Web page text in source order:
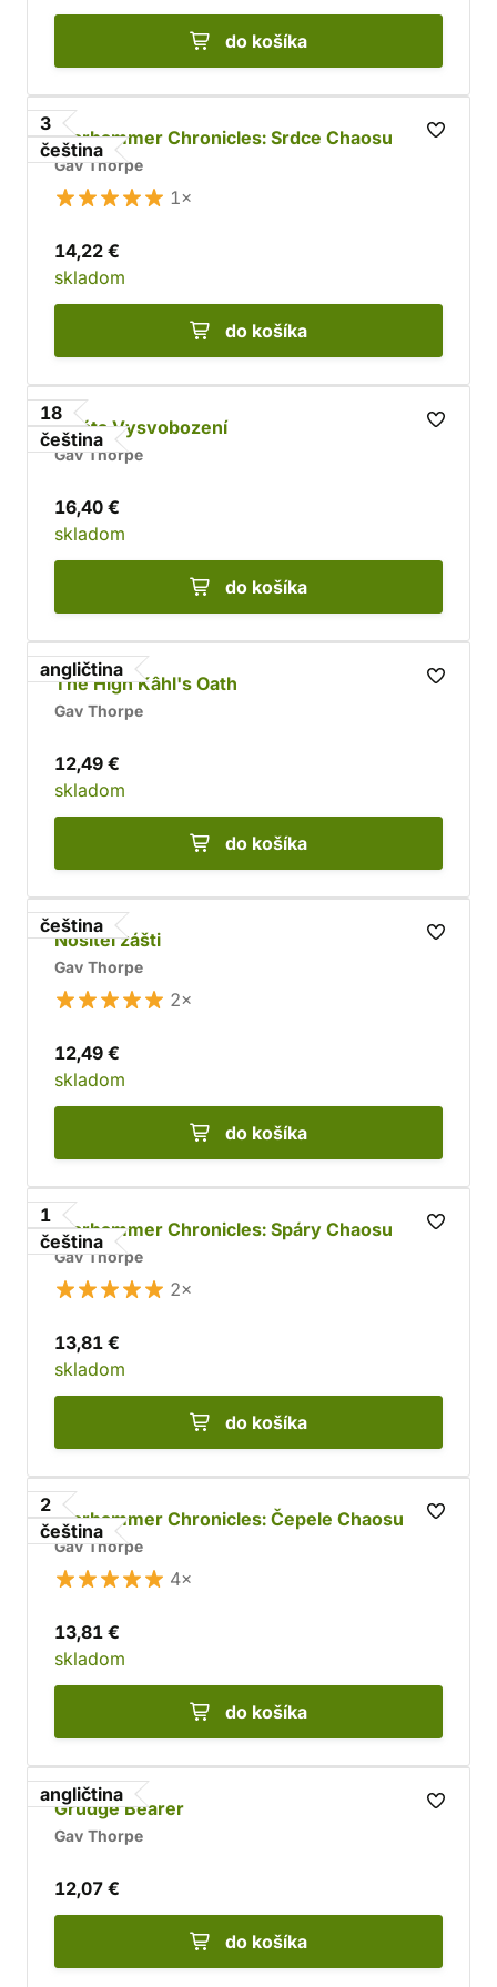
do košíka
3
čeština
Warhammer Chronicles: Srdce Chaosu
Gav Thorpe
1×
14,22 €
skladom
do košíka
18
čeština
Ztráta Vysvobození
Gav Thorpe
16,40 €
skladom
do košíka
angličtina
The High Kâhl's Oath
Gav Thorpe
12,49 €
skladom
do košíka
čeština
Nositel zášti
Gav Thorpe
2×
12,49 €
skladom
do košíka
1
čeština
Warhammer Chronicles: Spáry Chaosu
Gav Thorpe
2×
13,81 €
skladom
do košíka
2
čeština
Warhammer Chronicles: Čepele Chaosu
Gav Thorpe
4×
13,81 €
skladom
do košíka
angličtina
Grudge Bearer
Gav Thorpe
12,07 €
do košíka